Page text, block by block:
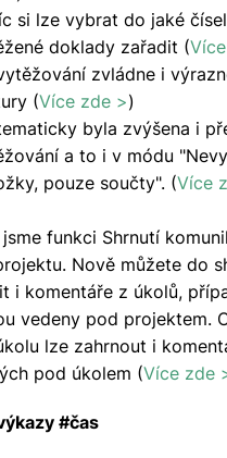
si lze vybrat do jaké
doklady zařadit (
zvládne i
(Více zde >)
byla zvýšena i
a to i v módu
pouze součty". (Více
funkci Shrnutí
Nově můžete do
i komentáře z úkolů,
vedeny pod projektem.
lze zahrnout i
pod úkolem (Více zde
#čas